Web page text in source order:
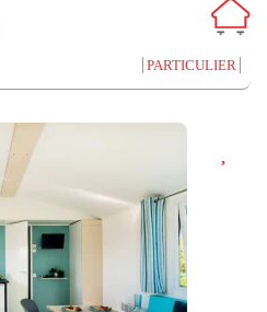
PARTICULIER